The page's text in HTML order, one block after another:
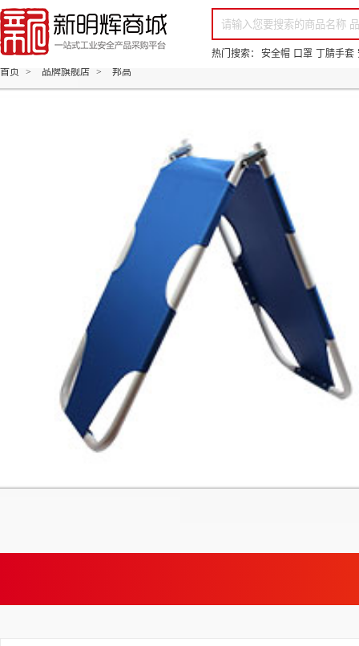
你好，欢迎来到新明辉！ 请登录
免费注册
专属服务 超低折扣价
热门搜索：
安全帽 口罩 丁腈手套
全部商品分类 场景采购 品
首页 > 品牌旗舰店 > 邦高